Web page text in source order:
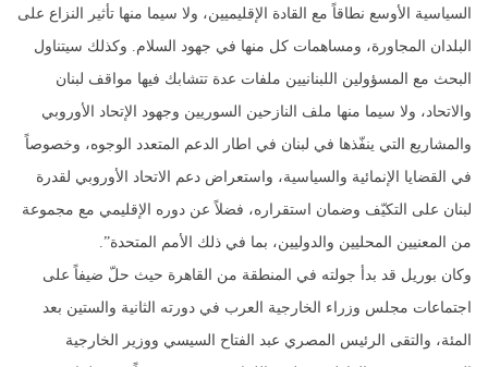
السياسية الأوسع نطاقاً مع القادة الإقليميين، ولا سيما منها تأثير النزاع على
البلدان المجاورة، ومساهمات كل منها في جهود السلام. وكذلك سيتناول
البحث مع المسؤولين اللبنانيين ملفات عدة تتشابك فيها مواقف لبنان
والاتحاد، ولا سيما منها ملف النازحين السوريين وجهود الإتحاد الأوروبي
والمشاريع التي ينفّذها في لبنان في اطار الدعم المتعدد الوجوه، وخصوصاً
في القضايا الإنمائية والسياسية، واستعراض دعم الاتحاد الأوروبي لقدرة
لبنان على التكيّف وضمان استقراره، فضلاً عن دوره الإقليمي مع مجموعة
من المعنيين المحليين والدوليين، بما في ذلك الأمم المتحدة”.
وكان بوريل قد بدأ جولته في المنطقة من القاهرة حيث حلّ ضيفاً على
اجتماعات مجلس وزراء الخارجية العرب في دورته الثانية والستين بعد
المئة، والتقى الرئيس المصري عبد الفتاح السيسي ووزير الخارجية